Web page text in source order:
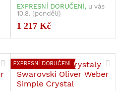
EXPRESNÍ DORUČENÍ, u vás
10.8. (pondělí)
1 217 Kč
EXPRESNÍ DORUČENÍ